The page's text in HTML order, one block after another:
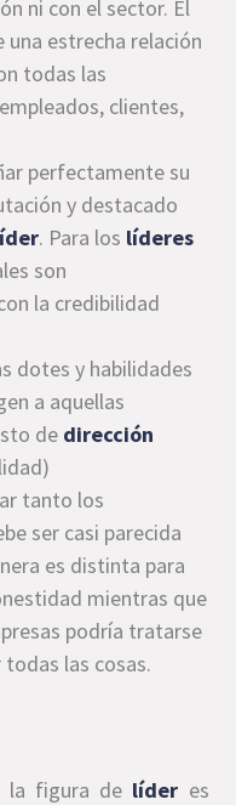
ni con el sector. El
una estrecha relación
todas las
clientes,
perfectamente su
y destacado
. Para los líderes
son
la credibilidad
dotes y habilidades
a aquellas
de dirección
tanto los
ser casi parecida
es distinta para
mientras que
podría tratarse
las cosas.
la figura de líder es